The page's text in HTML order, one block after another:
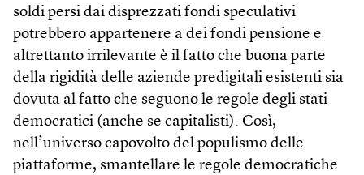
soldi persi dai disprezzati fondi speculativi
potrebbero appartenere a dei fondi pensione e
altrettanto irrilevante è il fatto che buona parte
della rigidità delle aziende predigitali esistenti sia
dovuta al fatto che seguono le regole degli stati
democratici (anche se capitalisti). Così,
nell’universo capovolto del populismo delle
piattaforme, smantellare le regole democratiche